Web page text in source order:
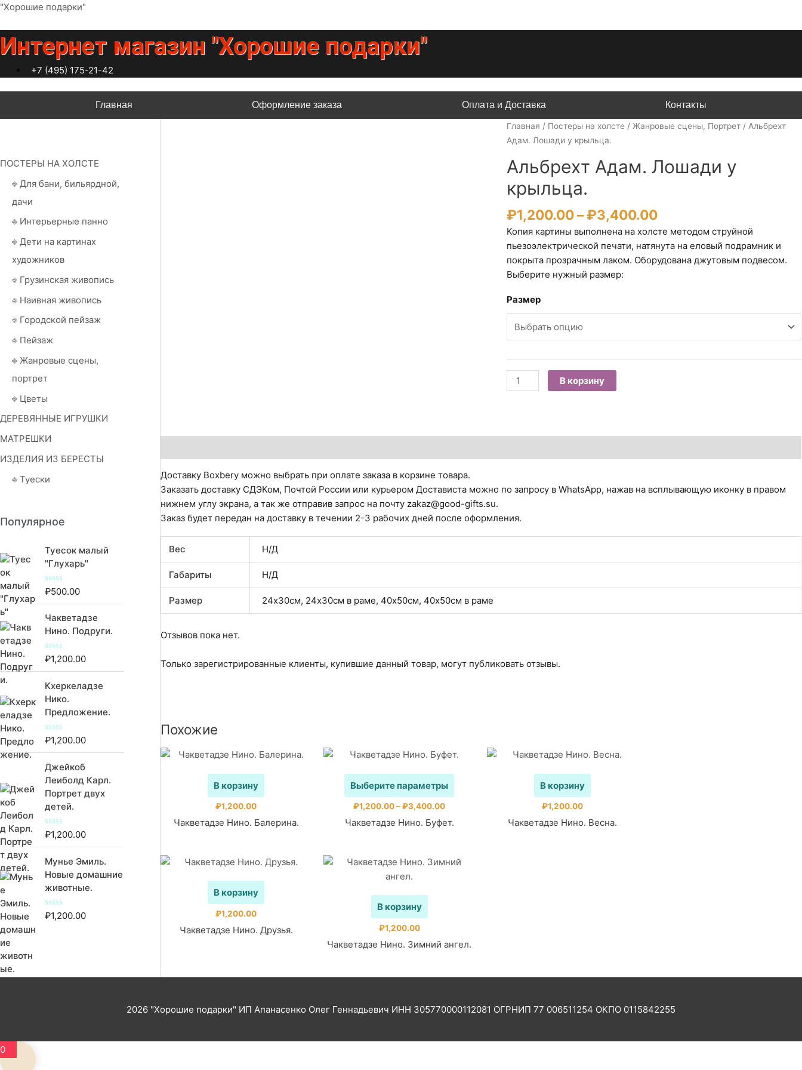
Перейти
содержимому
"Хорошие подарки"
Интернет магазин "Хорошие подарки"
+7 (495) 175-21-42
Главная Оформление заказа Оплата и Доставка Контакты
ПОСТЕРЫ НА ХОЛСТЕ
⎆ Для бани, бильярдной,
дачи
⎆ Интерьерные панно
⎆ Дети на картинах
художников
⎆ Грузинская живопись
⎆ Наивная живопись
⎆ Городской пейзаж
⎆ Пейзаж
⎆ Жанровые сцены,
портрет
⎆ Цветы
ДЕРЕВЯННЫЕ ИГРУШКИ
МАТРЕШКИ
ИЗДЕЛИЯ ИЗ БЕРЕСТЫ
⎆ Туески
Популярное
Туесок малый
"Глухарь"
О
н
к
а
0
з
5
₽500.00
Чакветадзе
Нино. Подруги.
О
н
к
а
0
з
5
₽1,200.00
Кхеркеладзе
Нико.
Предложение.
О
н
к
а
0
и
з
5
₽1,200.00
Джейкоб
Леиболд Карл.
Портрет двух
детей.
О
н
к
а
0
з
5
₽1,200.00
Мунье Эмиль.
Новые домашние
животные.
О
и
₽1,200.00
Главная / Постеры на холсте/ Жанровые сцены, Портрет/ Альбрехт
Адам. Лошади у крыльца.
Альбрехт Адам. Лошади у
крыльца.
₽1,200.00– ₽3,400.00Диапазон
цен:
₽1,200.00
–
Копия картины выполнена на холсте методом струйной
пьезоэлектрической печати, натянута на еловый подрамник и
покрыта прозрачным лаком. Оборудована джутовым подвесом.
Выберите нужный размер:
Размер
Количество
товара
Лошади
крыльца.
В корзину
Доставку Boxbery можно выбрать при оплате заказа в корзине товара.
Заказать доставку СДЭКом, Почтой России или курьером Достависта можно по запросу в WhatsApp, нажав на всплывающую иконку в правом
нижнем углу экрана, а так же отправив запрос на почту zakaz@good-gifts.su.
Заказ будет передан на доставку в течении 2-3 рабочих дней после оформления.
Вес Н/Д
Габариты Н/Д
Размер 24х30см, 24х30см в раме, 40х50см, 40х50см в раме
Отзывов пока нет.
Только зарегистрированные клиенты, купившие данный товар, могут публиковать отзывы.
Похожие
В корзину
₽1,200.00
Чакветадзе Нино. Балерина.
Выберите параметры
Этот
можно
₽1,200.00–₽3,400.00Диапазон
₽1,200.00
Чакветадзе Нино. Буфет.
В корзину
₽1,200.00
Чакветадзе Нино. Весна.
В корзину
₽1,200.00
Чакветадзе Нино. Друзья.
В корзину
₽1,200.00
Чакветадзе Нино. Зимний ангел.
2026 "Хорошие подарки" ИП Апанасенко Олег Геннадьевич ИНН 305770000112081 ОГРНИП 77 006511254 ОКПО 0115842255
0